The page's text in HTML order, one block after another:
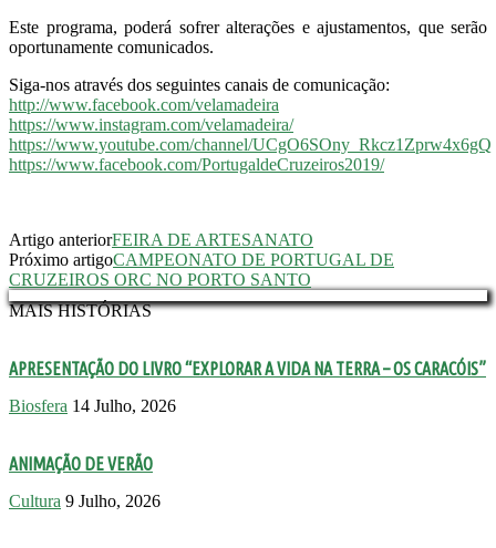
Este programa, poderá sofrer alterações e ajustamentos, que serão
oportunamente comunicados.
Siga-nos através dos seguintes canais de comunicação:
http://www.facebook.com/velamadeira
https://www.instagram.com/velamadeira/
https://www.youtube.com/channel/UCgO6SOny_Rkcz1Zprw4x6gQ
https://www.facebook.com/PortugaldeCruzeiros2019/
Artigo anteriorFEIRA DE ARTESANATO
Próximo artigoCAMPEONATO DE PORTUGAL DE
CRUZEIROS ORC NO PORTO SANTO
MAIS HISTÓRIAS
APRESENTAÇÃO DO LIVRO “EXPLORAR A VIDA NA TERRA – OS CARACÓIS”
Biosfera 14 Julho, 2026
ANIMAÇÃO DE VERÃO
Cultura 9 Julho, 2026